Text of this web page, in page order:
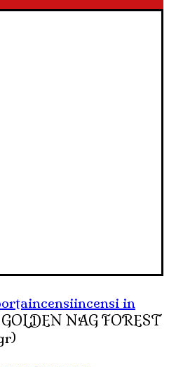
incensi in
NAG FOREST